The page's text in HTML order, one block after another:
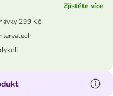
Zjistěte více
299 Kč